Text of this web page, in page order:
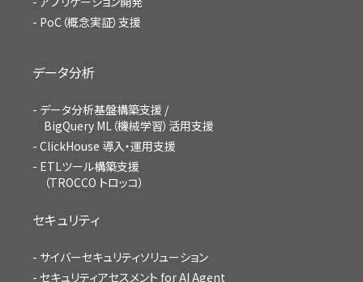
PoC（概念実証）支援
データ分析
データ分析基盤構築支援 /
BigQuery ML（機械学習）活用支援
ClickHouse 導入・運用支援
ETLツール構築支援
（TROCCO トロッコ）
セキュリティ
サイバーセキュリティソリューション
セキュリティアセスメント for AI Agent